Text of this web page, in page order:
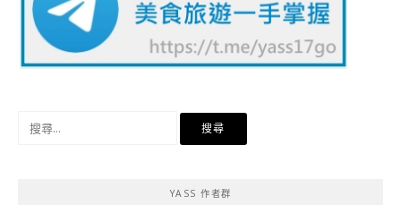
YASS 作者群